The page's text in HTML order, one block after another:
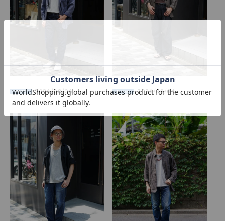
NEW 2026/08/06 NEW 2026/08/04